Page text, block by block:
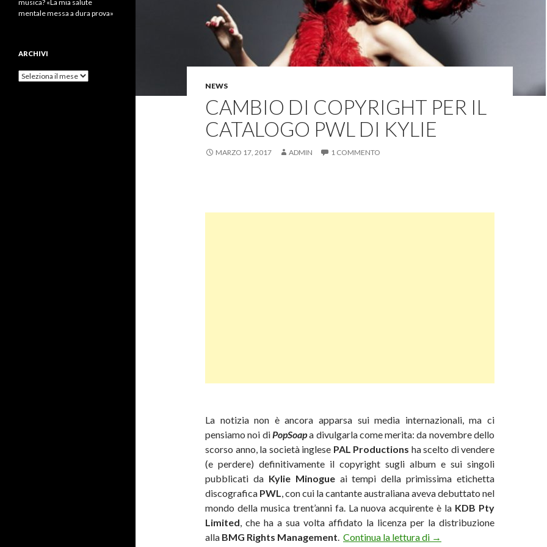
NEWS
CAMBIO DI COPYRIGHT PER IL
CATALOGO PWL DI KYLIE
MARZO 17, 2017 ADMIN 1 COMMENTO
La notizia non è ancora apparsa sui media internazionali, ma ci
pensiamo noi diPopSoapa divulgarla come merita: da novembre dello
scorso anno, la società inglese PAL Productions ha scelto di vendere
(e perdere) definitivamente il copyright sugli album e sui singoli
pubblicati da Kylie Minogueai tempi della primissima etichetta
discografica PWL, con cui la cantante australiana aveva debuttato nel
mondo della musica trent’anni fa. La nuova acquirente è la KDB Pty
Limited, che ha a sua volta affidato la licenza per la distribuzione
alla BMG Rights Management. Continua la lettura di Cambio di copyright per il
→
musica? «La mia salute
mentale messa a dura prova»
ARCHIVI
Archivi